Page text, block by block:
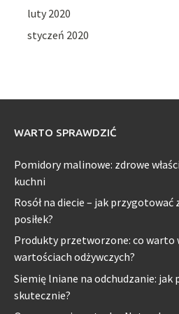
luty 2020
styczeń 2020
WARTO SPRAWDZIĆ
Pomidory malinowe: zdrowe
kuchni
Rosół na diecie – jak
posiłek?
Produkty przetworzone: co warto
wartościach odżywczych?
Siemię lniane na odchudzanie: jak
skutecznie?